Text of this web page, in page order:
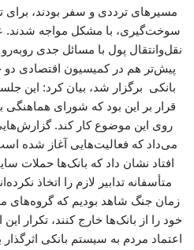
مسیرهای ترددی و سفر بودند، برای
سوخت‌گیری، با مشکل مواجه شدند.
نقل‌وانتقال پول با مسائل جدی روبه‌رو
پیش‌تر هم در کمیسیون اقتصادی
قرار بر این بود که شورای
روی این موضوع کار کند.
می‌داد که فعالیت‌هایی آغاز شده
افتاد نشان داد که بانک‌ها حملات
متأسفانه تدابیر لازم را اتخاذ
زمان جنگ شاهد بودیم که گروه‌های
خود را از بانک‌ها خارج کنند، تکرار این
اعتماد مردم به سیستم بانکی